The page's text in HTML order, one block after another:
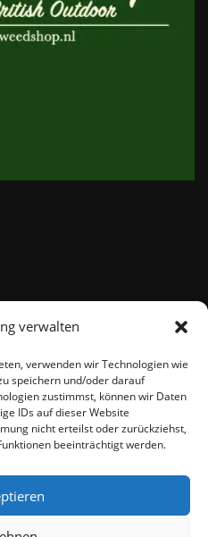
verwalten
verwenden wir Technologien wie
speichern und/oder darauf
zustimmst, können wir Daten
IDs auf dieser Website
nicht erteilst oder zurückziehst,
beeinträchtigt werden.
RIGHTS RESERVED